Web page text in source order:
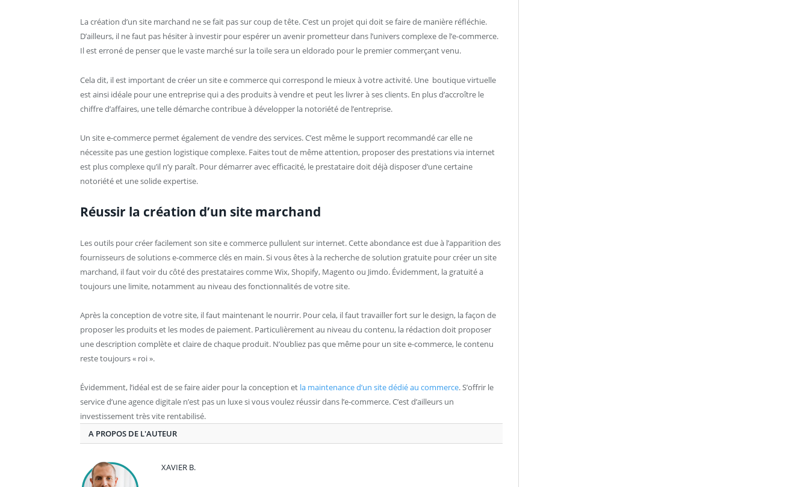
La création d’un site marchand ne se fait pas sur coup de tête. C’est un projet qui doit se faire de manière réfléchie.
D’ailleurs, il ne faut pas hésiter à investir pour espérer un avenir prometteur dans l’univers complexe de l’e-commerce.
Il est erroné de penser que le vaste marché sur la toile sera un eldorado pour le premier commerçant venu.
Cela dit, il est important de créer un site e commerce qui correspond le mieux à votre activité. Une boutique virtuelle
est ainsi idéale pour une entreprise qui a des produits à vendre et peut les livrer à ses clients. En plus d’accroître le
chiffre d’affaires, une telle démarche contribue à développer la notoriété de l’entreprise.
Un site e-commerce permet également de vendre des services. C’est même le support recommandé car elle ne
nécessite pas une gestion logistique complexe. Faites tout de même attention, proposer des prestations via internet
est plus complexe qu’il n’y paraît. Pour démarrer avec efficacité, le prestataire doit déjà disposer d’une certaine
notoriété et une solide expertise.
Réussir la création d’un site marchand
Les outils pour créer facilement son site e commerce pullulent sur internet. Cette abondance est due à l’apparition des
fournisseurs de solutions e-commerce clés en main. Si vous êtes à la recherche de solution gratuite pour créer un site
marchand, il faut voir du côté des prestataires comme Wix, Shopify, Magento ou Jimdo. Évidemment, la gratuité a
toujours une limite, notamment au niveau des fonctionnalités de votre site.
Après la conception de votre site, il faut maintenant le nourrir. Pour cela, il faut travailler fort sur le design, la façon de
proposer les produits et les modes de paiement. Particulièrement au niveau du contenu, la rédaction doit proposer
une description complète et claire de chaque produit. N’oubliez pas que même pour un site e-commerce, le contenu
reste toujours « roi ».
Évidemment, l’idéal est de se faire aider pour la conception et la maintenance d’un site dédié au commerce. S’offrir le
service d’une agence digitale n’est pas un luxe si vous voulez réussir dans l’e-commerce. C’est d’ailleurs un
investissement très vite rentabilisé.
A PROPOS DE L'AUTEUR
XAVIER B.